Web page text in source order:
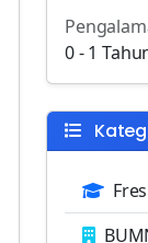
0 - 1